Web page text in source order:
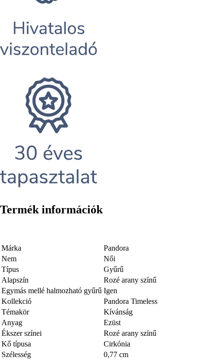
Termék információk
Márka
Pandora
Nem
Női
Típus
Gyűrű
Alapszín
Rozé arany színű
Egymás mellé halmozható gyűrű Igen
Kollekció
Pandora Timeless
Témakör
Kívánság
Anyag
Ezüst
Ékszer színei
Rozé arany színű
Kő típusa
Cirkónia
Szélesség
0,77 cm